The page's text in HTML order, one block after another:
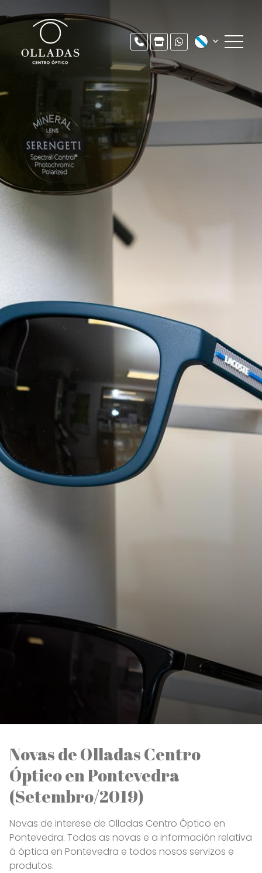
Novas de Olladas Centro
Óptico en Pontevedra
(Setembro/2019)
Novas de interese de Olladas Centro Óptico en
Pontevedra. Todas as novas e a información relativa
á óptica en Pontevedra e todos nosos servizos e
produtos.